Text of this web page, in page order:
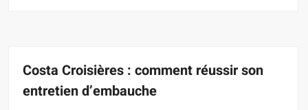
Costa Croisières : comment réussir son
entretien d’embauche